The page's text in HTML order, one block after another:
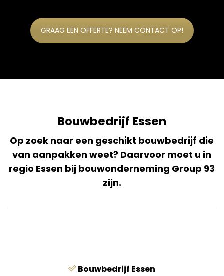
GRAAG EEN OFFERTE? NEEM CONTACT OP!
Bouwbedrijf Essen
Op zoek naar een geschikt bouwbedrijf die
van aanpakken weet? Daarvoor moet u in
regio Essen bij bouwonderneming Group 93
zijn.
Bouwbedrijf Essen